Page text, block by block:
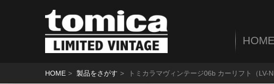
HOME
HOME 製品をさがす トミカラマヴィンテージ06b カーリフト（LV-